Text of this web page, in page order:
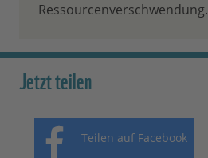
Ressourcenverschwendung.
Jetzt teilen
Teilen auf Facebook